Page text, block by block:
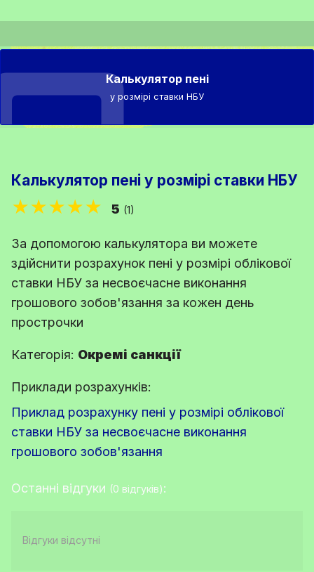
Калькулятор пені
у розмірі ставки НБУ
Калькулятор пені у розмірі ставки НБУ
★★★★★ 5 (1)
За допомогою калькулятора ви можете
здійснити розрахунок пені у розмірі облікової
ставки НБУ за несвоєчасне виконання
грошового зобов'язання за кожен день
прострочки
Категорія: Окремі санкції
Приклади розрахунків:
Приклад розрахунку пені у розмірі облікової
ставки НБУ за несвоєчасне виконання
грошового зобов'язання
Останні відгуки (0 відгуків):
Відгуки відсутні